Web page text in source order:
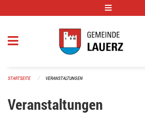
STARTSEITE VERANSTALTUNGEN
Veranstaltungen